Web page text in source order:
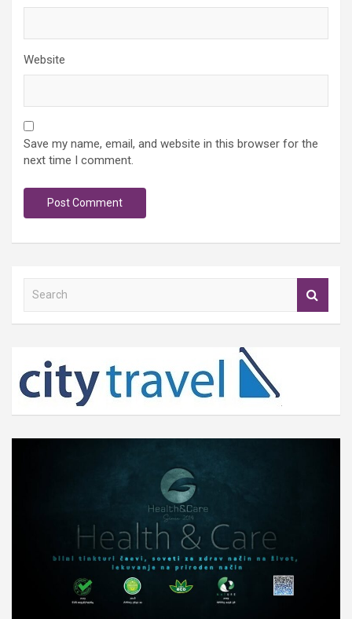
Website
Save my name, email, and website in this browser for the
next time I comment.
h